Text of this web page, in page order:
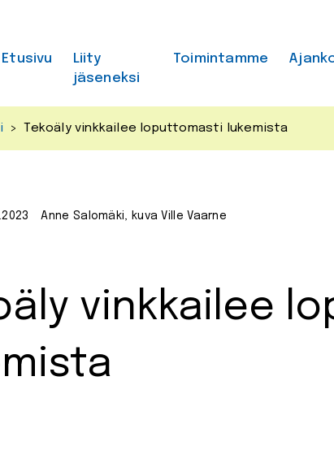
Etusivu
Liity
jäseneksi
Toimintamme
> Tekoäly vinkkailee loputtomasti lukemista
Anne Salomäki, kuva Ville Vaarne
vinkkailee